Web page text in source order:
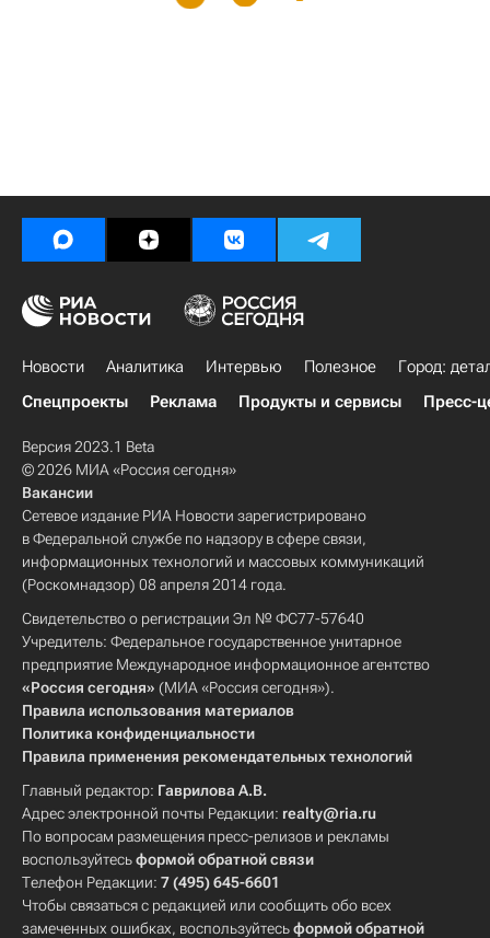
Новости Аналитика Интервью Полезное
Город:
Спецпроекты
Реклама Продукты и сервисы Пресс-
Версия 2023.1 Beta
© 2026 МИА «Россия сегодня»
Вакансии
Сетевое издание РИА Новости зарегистрировано
в Федеральной службе по надзору в сфере связи,
информационных технологий и массовых коммуникаций
(Роскомнадзор) 08 апреля 2014 года.
Свидетельство о регистрации Эл № ФС77-57640
Учредитель: Федеральное государственное унитарное
предприятие Международное информационное агентство
«Россия сегодня» (МИА «Россия сегодня»).
Правила использования материалов
Политика конфиденциальности
Правила применения рекомендательных технологий
Главный редактор: Гаврилова А.В.
Адрес электронной почты Редакции: realty@ria.ru
По вопросам размещения пресс-релизов и рекламы
воспользуйтесьформой обратной связи
Телефон Редакции: 7 (495) 645-6601
Чтобы связаться с редакцией или сообщить обо всех
замеченных ошибках, воспользуйтесьформой обратной